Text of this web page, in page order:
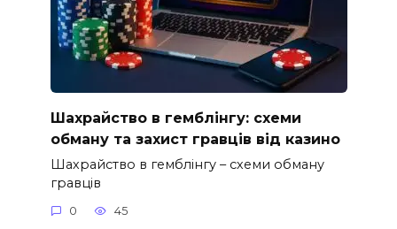
Шахрайство в гемблінгу: схеми
обману та захист гравців від казино
Шахрайство в гемблінгу – схеми обману
гравців
0 45